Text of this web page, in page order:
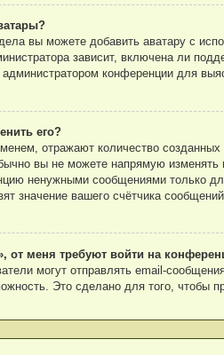
вы можете добавить аватару с
зависит, включена ли
конференции для
его?
отражают количество
вы не можете напрямую изменять
ненужными сообщениями только
значение вашего счётчика сообщений.
от меня требуют войти на
могут отправлять email-
Это сделано для того, чтобы